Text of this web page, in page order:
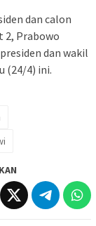
dan calon
2, Prabowo
dan wakil
(24/4) ini.